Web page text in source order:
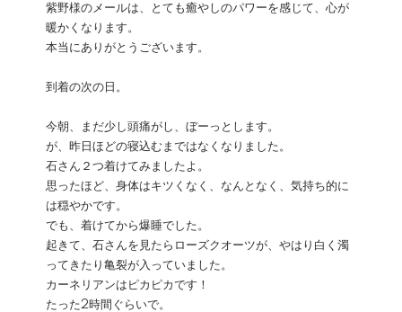
紫野様のメールは、とても癒やしのパワーを感じて、心が
暖かくなります。
本当にありがとうございます。
到着の次の日。
今朝、まだ少し頭痛がし、ぼーっとします。
が、昨日ほどの寝込むまではなくなりました。
石さん２つ着けてみましたよ。
思ったほど、身体はキツくなく、なんとなく、気持ち的に
は穏やかです。
でも、着けてから爆睡でした。
起きて、石さんを見たらローズクオーツが、やはり白く濁
ってきたり亀裂が入っていました。
カーネリアンはピカピカです！
たった2時間ぐらいで。